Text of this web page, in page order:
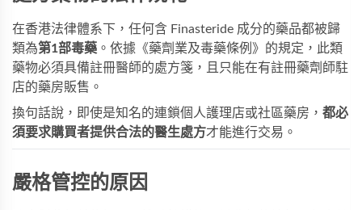
在香港法律體系下，任何含 Finasteride 成分的藥品都被歸
類為第1部毒藥 。依據《藥劑業及毒藥條例》的規定，此類
藥物必須具備註冊醫師的處方箋，且只能在有註冊藥劑師駐
店的藥房販售。
換句話說，即使是知名的連鎖個人護理店或社區藥房， 都必
須要求購買者提供合法的醫生處方才能進行交易。
嚴格管控的原因